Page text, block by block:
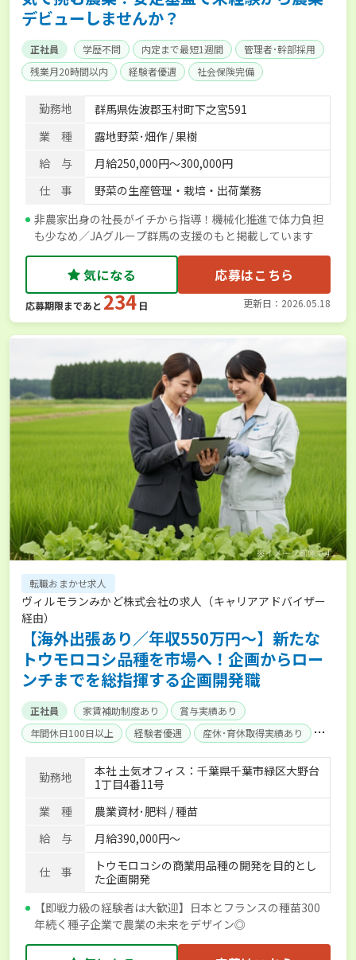
デビューしませんか？
正社員 学歴不問 内定まで最短1週間
管理者･幹部採用
残業月20時間以内
経験者優遇 社会保険完備
勤務地
群馬県佐波郡玉村町下之宮591
業 種
露地野菜･畑作 / 果樹
給 与
月給250,000円～300,000円
仕 事
野菜の生産管理・栽培・出荷業務
非農家出身の社長がイチから指導！機械化推進で体力負担
も少なめ／JAグループ群馬の支援のもと掲載しています
気になる 応募はこちら
応募期限まであと 234 日 更新日：2026.05.18
転職おまかせ求人
ヴィルモランみかど株式会社の求人（キャリアアドバイザー
経由）
【海外出張あり／年収550万円～】新たな
トウモロコシ品種を市場へ！企画からロー
ンチまでを総指揮する企画開発職
正社員 家賃補助制度あり
賞与実績あり
年間休日100日以上
経験者優遇
産休･育休取得実績あり
社会保険完備
勤務地
本社 土気オフィス：千葉県千葉市緑区大野台
1丁目4番11号
業 種
農業資材･肥料 / 種苗
給 与
月給390,000円～
仕 事
トウモロコシの商業用品種の開発を目的とし
た企画開発
【即戦力級の経験者は大歓迎】日本とフランスの種苗300
年続く種子企業で農業の未来をデザイン◎